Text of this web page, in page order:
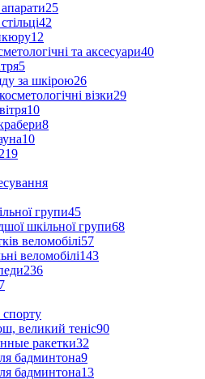
25
42
12
та аксесуари40
5
за шкірою26
візки29
10
8
10
групи45
шкільної групи68
веломобілі57
веломобілі143
236
спорту
великий теніс90
ракетки32
бадминтона9
бадминтона13